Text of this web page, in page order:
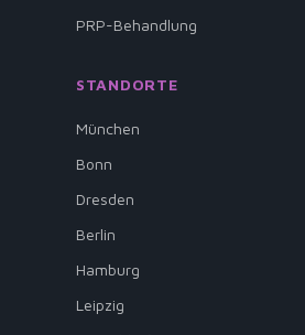
PRP-Behandlung
STANDORTE
München
Bonn
Dresden
Berlin
Hamburg
Leipzig